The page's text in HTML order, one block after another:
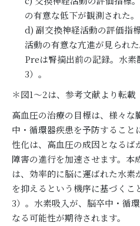
の有意な低下が観測された。
d) 副交換神経活動の評価指
活動の有意な亢進が見られた
Preは腎摘出前の記録。水
3）。
＊図1～2は、参考文献より転載
高血圧の治療の目標は、様々
中・循環器疾患を予防するこ
性化は、高血圧の成因となる
障害の進行を加速させます。本
は、効率的に脳に運ばれた水
を抑えるという機序に基づくこ
3）。水素吸入が、脳卒中・循
なる可能性が期待されます。